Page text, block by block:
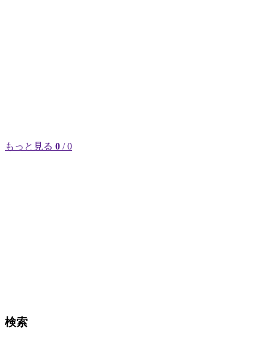
もっと見る 0 / 0
検索